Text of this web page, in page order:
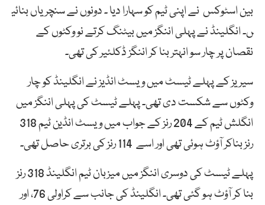
بیناسٹوکس نےاپنیٹیمکوسہارادیا۔دونوںنےسنچریاںبنائی
ں۔ انگلینڈ نے پہلی اننگز میں بیٹنگ کرتے نو وکٹوں کے
نقصان پر چار سو انہتر بنا کر اننگز ڈکلئیر کی تھی۔
سیریز کے پہلے ٹیسٹ میں ویسٹ انڈیز نے انگلینڈ کو چار
وکٹوں سے شکست دی تھی۔ پہلے ٹیسٹ کی پہلی اننگز میں
انگلش ٹیم کے 204 رنز کے جواب میں ویسٹ انڈین ٹیم 318
رنز بناکر آؤٹ ہوئی تھی اور اسے 114 رنز کی برتری حاصل تھی۔
پہلے ٹیسٹ کی دوسری اننگز میں میزبان ٹیم انگلینڈ 318 رنز
بنا کر آؤٹ ہو گئی تھی۔ انگلینڈ کی جانب سے کراولی 76، اور